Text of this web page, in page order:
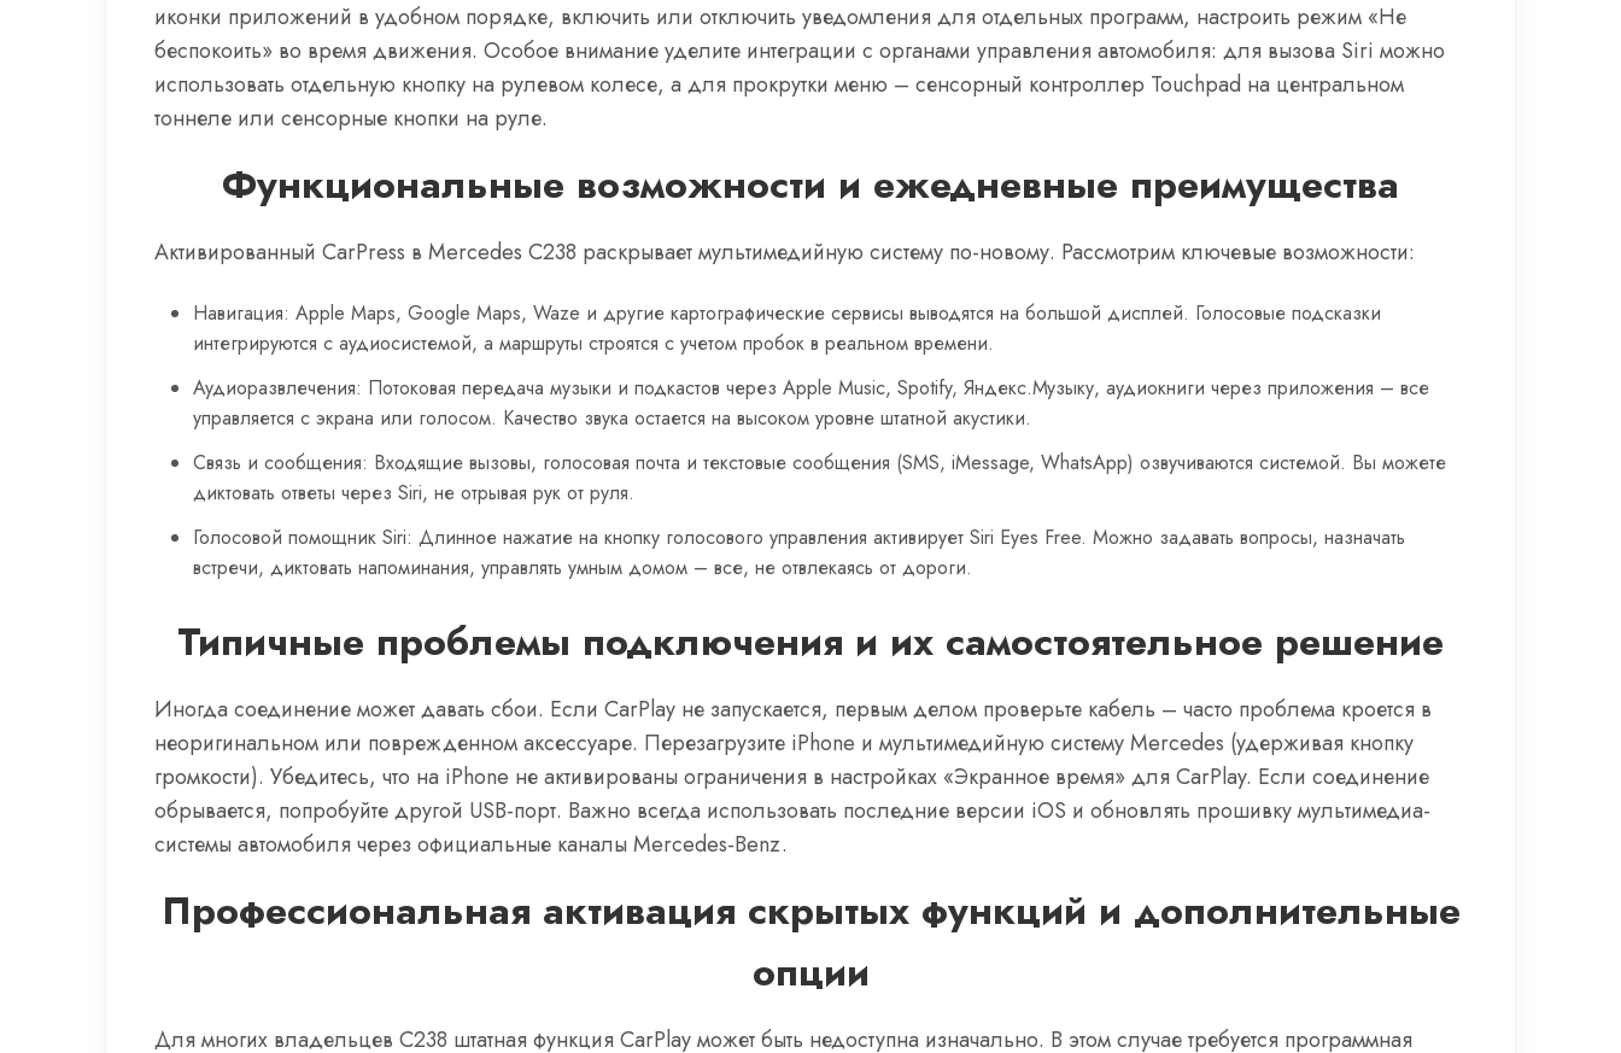
иконки приложений в удобном порядке, включить или отключить уведомления для отдельных программ, настроить режим «Не
беспокоить» во время движения. Особое внимание уделите интеграции с органами управления автомобиля: для вызова Siri можно
использовать отдельную кнопку на рулевом колесе, а для прокрутки меню – сенсорный контроллер Touchpad на центральном
тоннеле или сенсорные кнопки на руле.
Функциональные возможности и ежедневные преимущества
Активированный CarPress в Mercedes C238 раскрывает мультимедийную систему по-новому. Рассмотрим ключевые возможности:
Навигация: Apple Maps, Google Maps, Waze и другие картографические сервисы выводятся на большой дисплей. Голосовые подсказки
интегрируются с аудиосистемой, а маршруты строятся с учетом пробок в реальном времени.
Аудиоразвлечения: Потоковая передача музыки и подкастов через Apple Music, Spotify, Яндекс.Музыку, аудиокниги через приложения – все
управляется с экрана или голосом. Качество звука остается на высоком уровне штатной акустики.
Связь и сообщения: Входящие вызовы, голосовая почта и текстовые сообщения (SMS, iMessage, WhatsApp) озвучиваются системой. Вы можете
диктовать ответы через Siri, не отрывая рук от руля.
Голосовой помощник Siri: Длинное нажатие на кнопку голосового управления активирует Siri Eyes Free. Можно задавать вопросы, назначать
встречи, диктовать напоминания, управлять умным домом – все, не отвлекаясь от дороги.
Типичные проблемы подключения и их самостоятельное решение
Иногда соединение может давать сбои. Если CarPlay не запускается, первым делом проверьте кабель – часто проблема кроется в
неоригинальном или поврежденном аксессуаре. Перезагрузите iPhone и мультимедийную систему Mercedes (удерживая кнопку
громкости). Убедитесь, что на iPhone не активированы ограничения в настройках «Экранное время» для CarPlay. Если соединение
обрывается, попробуйте другой USB-порт. Важно всегда использовать последние версии iOS и обновлять прошивку мультимедиа-
системы автомобиля через официальные каналы Mercedes-Benz.
Профессиональная активация скрытых функций и дополнительные
опции
Для многих владельцев C238 штатная функция CarPlay может быть недоступна изначально. В этом случае требуется программная